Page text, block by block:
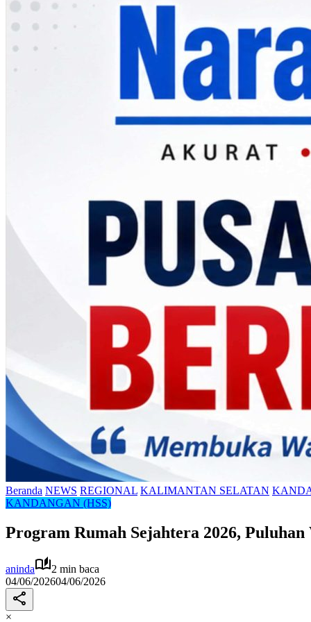
Beranda NEWS REGIONAL KALIMANTAN SELATAN
KANDANGAN (HSS)
Program Rumah Sejahtera 2026,
aninda
2 min baca
04/06/202604/06/2026
×